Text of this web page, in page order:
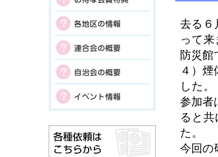
去る６
って
防災
４）
した。
参加者
ると
た。
今回の